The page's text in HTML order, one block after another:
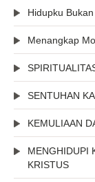
Hidupku
Menangkap
SENTUHAN
KEMULIAAN
MENGHIDUPI
KRISTUS